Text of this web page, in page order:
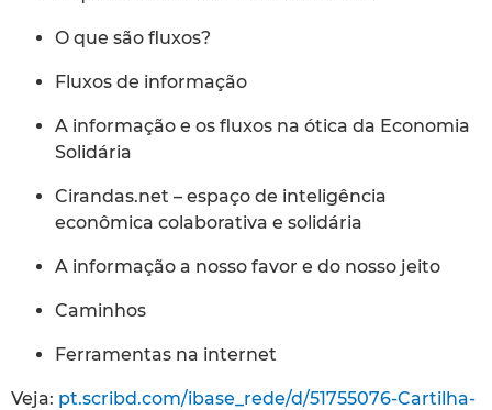
O que são fluxos?
Fluxos de informação
A informação e os fluxos na ótica da Economia
Solidária
Cirandas.net – espaço de inteligência
econômica colaborativa e solidária
A informação a nosso favor e do nosso jeito
Caminhos
Ferramentas na internet
Veja: pt.scribd.com/ibase_rede/d/51755076-Cartilha-